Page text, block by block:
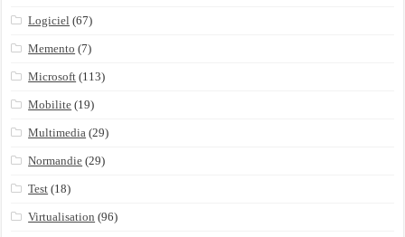
Logiciel (67)
Memento (7)
Microsoft (113)
Mobilite (19)
Multimedia (29)
Normandie (29)
Test (18)
Virtualisation (96)